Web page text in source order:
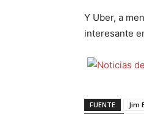
Y Uber, a
interesante
FUENTE
Jim